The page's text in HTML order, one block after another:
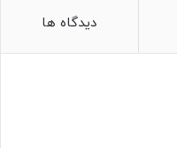
دیدگاه ها